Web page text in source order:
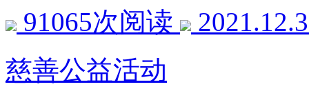
91065次阅读
慈善公益活动